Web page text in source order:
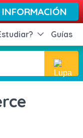
INFORMACIÓN
Guías